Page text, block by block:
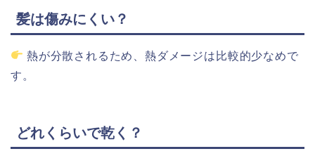
髪は傷みにくい？
熱が分散 さ れるため、熱ダメージは 比較的少なめで
す。
どれくらいで乾く？